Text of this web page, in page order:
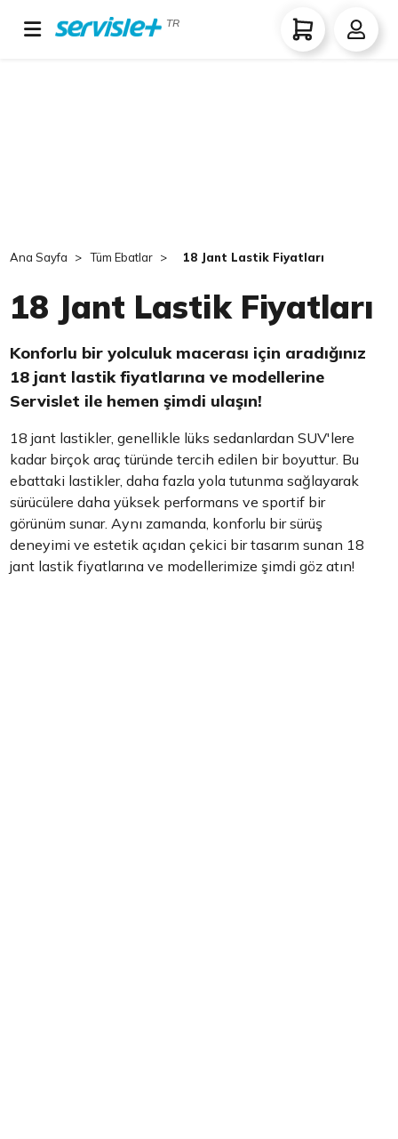
TR
Ana Sayfa Tüm Ebatlar 18 Jant Lastik Fiyatları
18 Jant Lastik Fiyatları
Konforlu bir yolculuk macerası için aradığınız
18 jant lastik fiyatlarına ve modellerine
Servislet ile hemen şimdi ulaşın!
18 jant lastikler, genellikle lüks sedanlardan SUV'lere
kadar birçok araç türünde tercih edilen bir boyuttur. Bu
ebattaki lastikler, daha fazla yola tutunma sağlayarak
sürücülere daha yüksek performans ve sportif bir
görünüm sunar. Aynı zamanda, konforlu bir sürüş
deneyimi ve estetik açıdan çekici bir tasarım sunan 18
jant lastik fiyatlarına ve modellerimize şimdi göz atın!